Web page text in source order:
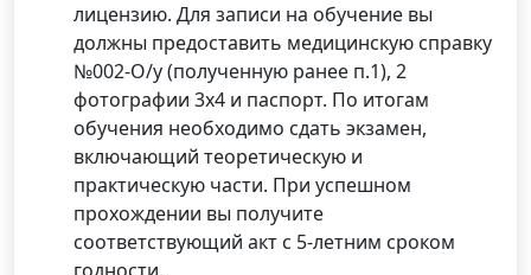
лицензию. Для записи на обучение вы
должны предоставить медицинскую справку
№002-О/у (полученную ранее п.1), 2
фотографии 3х4 и паспорт. По итогам
обучения необходимо сдать экзамен,
включающий теоретическую и
практическую части. При успешном
прохождении вы получите
соответствующий акт с 5-летним сроком